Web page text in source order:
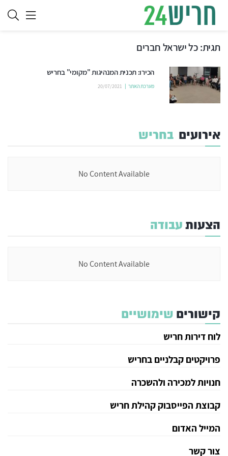
תגית:כל ישראל חברים
הכירו: תכנית המנהיגות "מקומי" בחריש
מערכת האתר 20/07/2021
אירועים בחריש
No Content Available
הצעותעבודה
No Content Available
קישורים שימושיים
לוח דירות חריש
פרויקטים קבלניים בחריש
חנויות למכירה ולהשכרה
קבוצת הפייסבוק קהילת חריש
המייל האדום
צור קשר